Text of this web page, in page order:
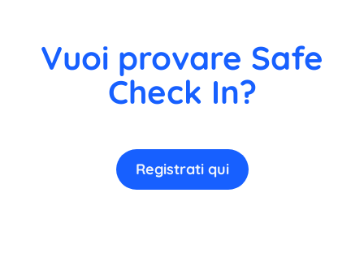
Vuoi provare Safe
Check In?
Registrati qui